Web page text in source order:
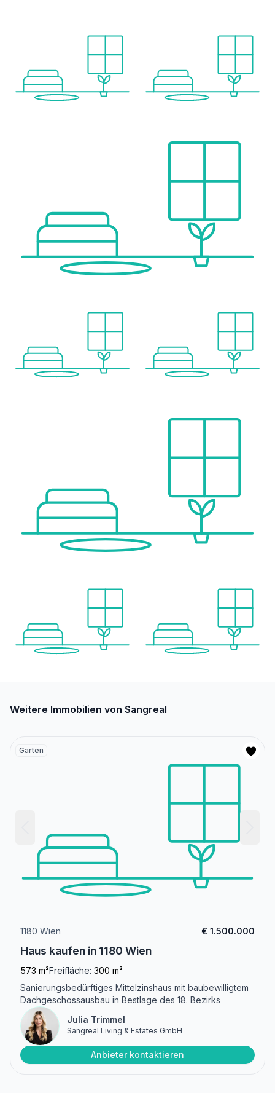
Weitere Immobilien von Sangreal
Garten
1180 Wien € 1.500.000
Haus kaufen in 1180 Wien
573 m²Freifläche: 300 m²
Sanierungsbedürftiges Mittelzinshaus mit baubewilligtem
Dachgeschossausbau in Bestlage des 18. Bezirks
Julia Trimmel
Sangreal Living & Estates GmbH
Anbieter kontaktieren